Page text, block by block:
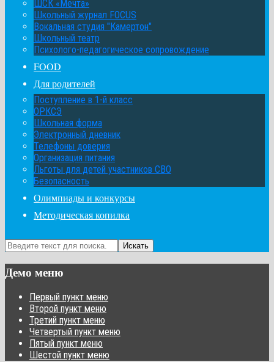
ШСК «Мечта»
Школьный журнал FOCUS
Вокальная студия "Камертон"
Школьный театр
Психолого-педагогическое сопровождение
FOOD
Для родителей
Поступление в 1-й класс
ОРКСЭ
Школьная форма
Электронный дневник
Телефоны доверия
Организация питания
Льготы для детей участников СВО
Безопасность
Олимпиады и конкурсы
Методическая копилка
Искать
Демо меню
Первый пункт меню
Второй пункт меню
Третий пункт меню
Четвертый пункт меню
Пятый пункт меню
Шестой пункт меню